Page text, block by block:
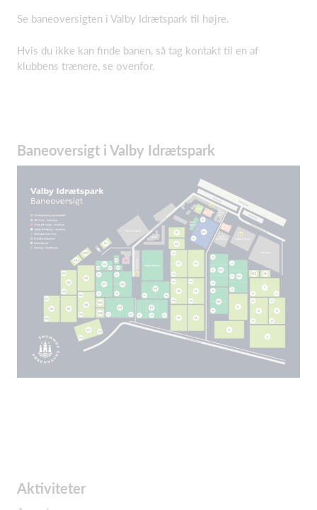
Se baneoversigten i Valby Idrætspark til højre.
Hvis du ikke kan finde banen, så tag kontakt til en af
klubbens trænere, se ovenfor.
Baneoversigt i Valby Idrætspark
Aktiviteter